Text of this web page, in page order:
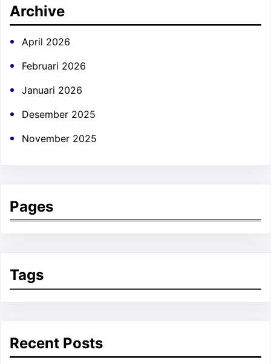
h
Archive
April 2026
Februari 2026
Januari 2026
Desember 2025
November 2025
Pages
Tags
Recent Posts